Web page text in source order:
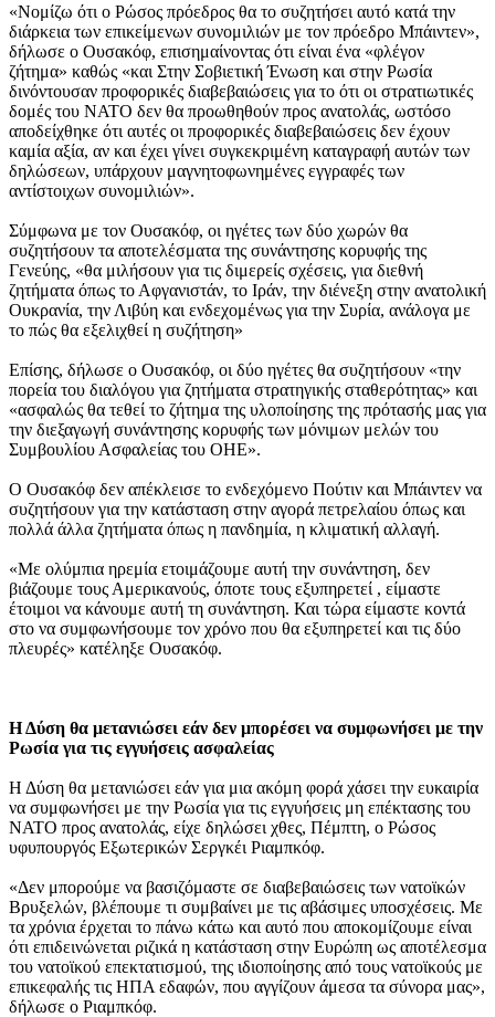
«Νομίζω ότι ο Ρώσος πρόεδρος θα το συζητήσει αυτό κατά την
διάρκεια των επικείμενων συνομιλιών με τον πρόεδρο Μπάιντεν»,
δήλωσε ο Ουσακόφ, επισημαίνοντας ότι είναι ένα «φλέγον
ζήτημα» καθώς «και Στην Σοβιετική Ένωση και στην Ρωσία
δινόντουσαν προφορικές διαβεβαιώσεις για το ότι οι στρατιωτικές
δομές του ΝΑΤΟ δεν θα προωθηθούν προς ανατολάς, ωστόσο
αποδείχθηκε ότι αυτές οι προφορικές διαβεβαιώσεις δεν έχουν
καμία αξία, αν και έχει γίνει συγκεκριμένη καταγραφή αυτών των
δηλώσεων, υπάρχουν μαγνητοφωνημένες εγγραφές των
αντίστοιχων συνομιλιών».
Σύμφωνα με τον Ουσακόφ, οι ηγέτες των δύο χωρών θα
συζητήσουν τα αποτελέσματα της συνάντησης κορυφής της
Γενεύης, «θα μιλήσουν για τις διμερείς σχέσεις, για διεθνή
ζητήματα όπως το Αφγανιστάν, το Ιράν, την διένεξη στην ανατολική
Ουκρανία, την Λιβύη και ενδεχομένως για την Συρία, ανάλογα με
το πώς θα εξελιχθεί η συζήτηση»
Επίσης, δήλωσε ο Ουσακόφ, οι δύο ηγέτες θα συζητήσουν «την
πορεία του διαλόγου για ζητήματα στρατηγικής σταθερότητας» και
«ασφαλώς θα τεθεί το ζήτημα της υλοποίησης της πρότασής μας για
την διεξαγωγή συνάντησης κορυφής των μόνιμων μελών του
Συμβουλίου Ασφαλείας του ΟΗΕ».
Ο Ουσακόφ δεν απέκλεισε το ενδεχόμενο Πούτιν και Μπάιντεν να
συζητήσουν για την κατάσταση στην αγορά πετρελαίου όπως και
πολλά άλλα ζητήματα όπως η πανδημία, η κλιματική αλλαγή.
«Με ολύμπια ηρεμία ετοιμάζουμε αυτή την συνάντηση, δεν
βιάζουμε τους Αμερικανούς, όποτε τους εξυπηρετεί , είμαστε
έτοιμοι να κάνουμε αυτή τη συνάντηση. Και τώρα είμαστε κοντά
στο να συμφωνήσουμε τον χρόνο που θα εξυπηρετεί και τις δύο
πλευρές» κατέληξε Ουσακόφ.
Η Δύση θα μετανιώσει εάν δεν μπορέσει να συμφωνήσει με την
Ρωσία για τις εγγυήσεις ασφαλείας
Η Δύση θα μετανιώσει εάν για μια ακόμη φορά χάσει την ευκαιρία
να συμφωνήσει με την Ρωσία για τις εγγυήσεις μη επέκτασης του
ΝΑΤΟ προς ανατολάς, είχε δηλώσει χθες, Πέμπτη, ο Ρώσος
υφυπουργός Εξωτερικών Σεργκέι Ριαμπκόφ.
«Δεν μπορούμε να βασιζόμαστε σε διαβεβαιώσεις των νατοϊκών
Βρυξελών, βλέπουμε τι συμβαίνει με τις αβάσιμες υποσχέσεις. Με
τα χρόνια έρχεται το πάνω κάτω και αυτό που αποκομίζουμε είναι
ότι επιδεινώνεται ριζικά η κατάσταση στην Ευρώπη ως αποτέλεσμα
του νατοϊκού επεκτατισμού, της ιδιοποίησης από τους νατοϊκούς με
επικεφαλής τις ΗΠΑ εδαφών, που αγγίζουν άμεσα τα σύνορα μας»,
δήλωσε ο Ριαμπκόφ.